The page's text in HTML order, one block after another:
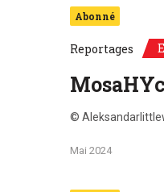
Abonné
Reportages
©
Mai 2024